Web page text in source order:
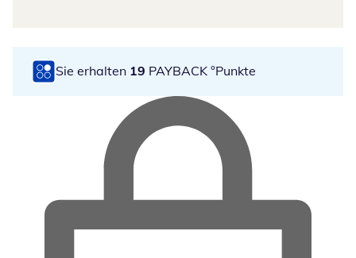
Sie erhalten 19 PAYBACK °Punkte